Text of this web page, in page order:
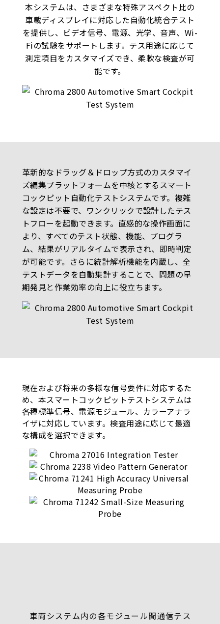
本システムは、さまざまな特殊アスペクト比の
車載ディスプレイに対応した自動化統合テスト
を提供し、ビデオ信号、電源、光学、音声、Wi-
Fiの試験をサポートします。テス用途に応じて
測定項目をカスタマイズでき、柔軟な検査が可
能です。
革新的なドラッグ＆ドロップ方式のカスタマイ
ズ編集プラットフォームを中核とするスマート
コックピット自動化テストシステムです。複雑
な設定は不要で、ワンクリックで設計したテス
トフローを起動できます。直感的な操作画面に
より、すべてのテスト状態、機能、プログラ
ム、結果がリアルタイムで表示され、即時判定
が可能です。さらに統計解析機能を内蔵し、全
テストデータを自動集計することで、問題の早
期発見と作業効率の向上に役立ちます。
現在および将来の多様な信号要件に対応するた
め、本スマートコックピットテストシステムは
各種標準信号、電源モジュール、カラーアナラ
イザに対応しています。検査用途に応じて最適
な構成を選択できます。
車両システム内の各モジュール間通信テス